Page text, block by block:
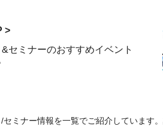
>
セミナーのおすすめイベント
ミナー情報を一覧でご紹介しています